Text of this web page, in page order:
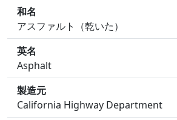
和名
アスファルト（乾いた）
英名
Asphalt
製造元
California Highway Department